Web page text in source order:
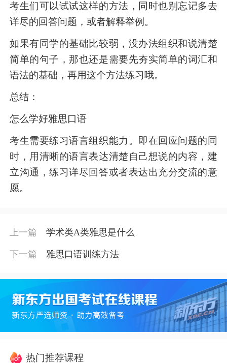
考生们可以试试这样的方法，同时也别忘记多去
详尽的回答问题，或者解释举例。
如果有同学的基础比较弱，没办法组织和说清楚
简单的句子，那也还是需要先夯实简单的词汇和
语法的基础，再用这个方法练习哦。
总结：
怎么学好雅思口语
考生需要练习语言组织能力。即在回应问题的同
时，用清晰的语言表达清楚自己想说的内容，建
立沟通，练习详尽回答或者表达出充分交流的意
愿。
上一篇 学术类A类雅思是什么
下一篇 雅思口语训练方法
热门推荐课程